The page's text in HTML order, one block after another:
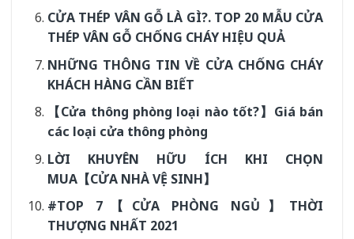
CỬA THÉP VÂN GỖ LÀ GÌ?. TOP 20 MẪU CỬA
THÉP VÂN GỖ CHỐNG CHÁY HIỆU QUẢ
NHỮNG THÔNG TIN VỀ CỬA CHỐNG CHÁY
KHÁCH HÀNG CẦN BIẾT
【Cửa thông phòng loại nào tốt?】Giá bán
các loại cửa thông phòng
LỜI KHUYÊN HỮU ÍCH KHI CHỌN
MUA【CỬA NHÀ VỆ SINH】
#TOP 7【CỬA PHÒNG NGỦ】THỜI
THƯỢNG NHẤT 2021